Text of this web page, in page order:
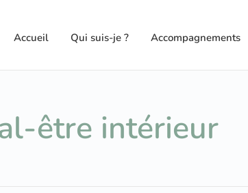
Accueil Qui suis-je ? Accompagnements
être intérieur